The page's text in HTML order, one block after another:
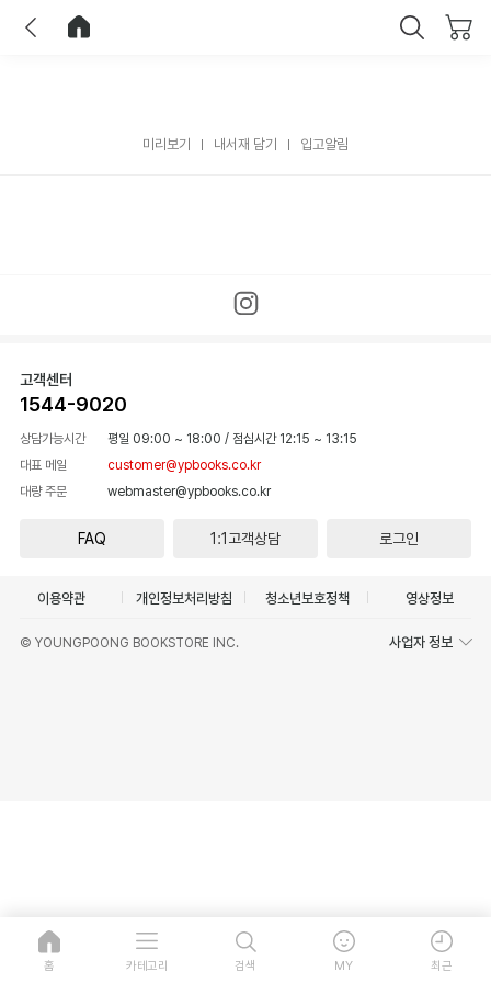
미리보기 내서재 담기 입고알림
고객센터
1544-9020
상담가능시간 평일 09:00 ~ 18:00 / 점심시간 12:15 ~ 13:15
대표 메일
customer@ypbooks.co.kr
대량 주문
webmaster@ypbooks.co.kr
FAQ 1:1고객상담 로그인
이용약관 개인정보처리방침 청소년보호정책 영상정보
© YOUNGPOONG BOOKSTORE INC. 사업자 정보
홈 카테고리 검색 MY 최근